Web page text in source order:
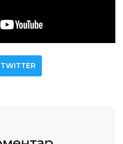
TWITTER